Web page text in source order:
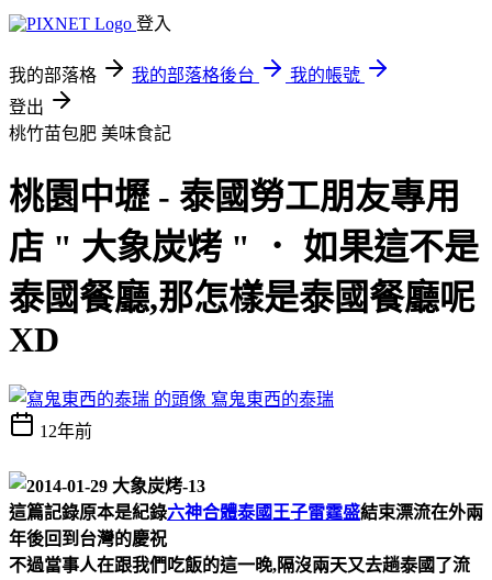
登入
我的部落格 我的部落格後台
我的帳號
登出
桃竹苗包肥 美味食記
桃園中壢 - 泰國勞工朋友專用
店 " 大象炭烤 " ． 如果這不是
泰國餐廳,那怎樣是泰國餐廳呢
XD
寫鬼東西的泰瑞
12年前
這篇記錄原本是紀錄六神合體泰國王子雷霆盛結束漂流在外兩
年後回到台灣的慶祝
不過當事人在跟我們吃飯的這一晚,隔沒兩天又去趟泰國了流